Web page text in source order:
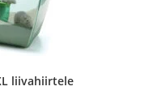
liivahiirtele